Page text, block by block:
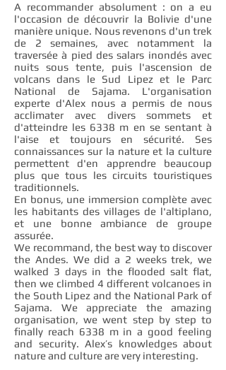
A recommander absolument : on a eu
l'occasion de découvrir la Bolivie d'une
manière unique. Nous revenons d'un trek
de 2 semaines, avec notamment la
traversée à pied des salars inondés avec
nuits sous tente, puis l'ascension de
volcans dans le Sud Lipez et le Parc
National de Sajama. L'organisation
experte d'Alex nous a permis de nous
acclimater avec divers sommets et
d'atteindre les 6338 m en se sentant à
l'aise et toujours en sécurité. Ses
connaissances sur la nature et la culture
permettent d'en apprendre beaucoup
plus que tous les circuits touristiques
traditionnels.
En bonus, une immersion complète avec
les habitants des villages de l'altiplano,
et une bonne ambiance de groupe
assurée.
We recommand, the best way to discover
the Andes. We did a 2 weeks trek, we
walked 3 days in the flooded salt flat,
then we climbed 4 different volcanoes in
the South Lipez and the National Park of
Sajama. We appreciate the amazing
organisation, we went step by step to
finally reach 6338 m in a good feeling
and security. Alex’s knowledges about
nature and culture are very interesting.